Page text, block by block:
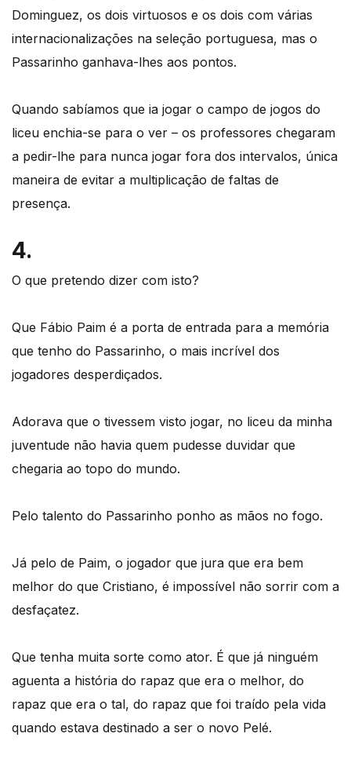
Dominguez, os dois virtuosos e os dois com várias
internacionalizações na seleção portuguesa, mas o
Passarinho ganhava-lhes aos pontos.
Quando sabíamos que ia jogar o campo de jogos do
liceu enchia-se para o ver – os professores chegaram
a pedir-lhe para nunca jogar fora dos intervalos, única
maneira de evitar a multiplicação de faltas de
presença.
4.
O que pretendo dizer com isto?
Que Fábio Paim é a porta de entrada para a memória
que tenho do Passarinho, o mais incrível dos
jogadores desperdiçados.
Adorava que o tivessem visto jogar, no liceu da minha
juventude não havia quem pudesse duvidar que
chegaria ao topo do mundo.
Pelo talento do Passarinho ponho as mãos no fogo.
Já pelo de Paim, o jogador que jura que era bem
melhor do que Cristiano, é impossível não sorrir com a
desfaçatez.
Que tenha muita sorte como ator. É que já ninguém
aguenta a história do rapaz que era o melhor, do
rapaz que era o tal, do rapaz que foi traído pela vida
quando estava destinado a ser o novo Pelé.